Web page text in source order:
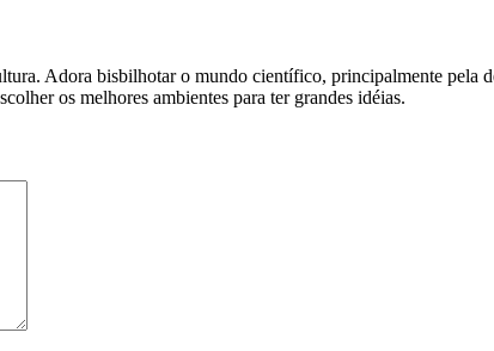
Adora bisbilhotar o mundo científico, principalmente pela
os melhores ambientes para ter grandes idéias.